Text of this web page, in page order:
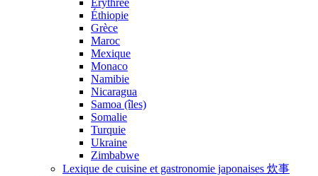
Érythrée
Éthiopie
Grèce
Maroc
Mexique
Monaco
Namibie
Nicaragua
Samoa (îles)
Somalie
Turquie
Ukraine
Zimbabwe
Lexique de cuisine et gastronomie japonaises 炊事